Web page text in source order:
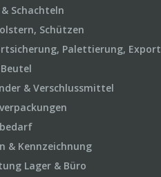
Schachteln
Schützen
Palettierung, Export
& Verschlussmittel
& Kennzeichnung
Lager & Büro